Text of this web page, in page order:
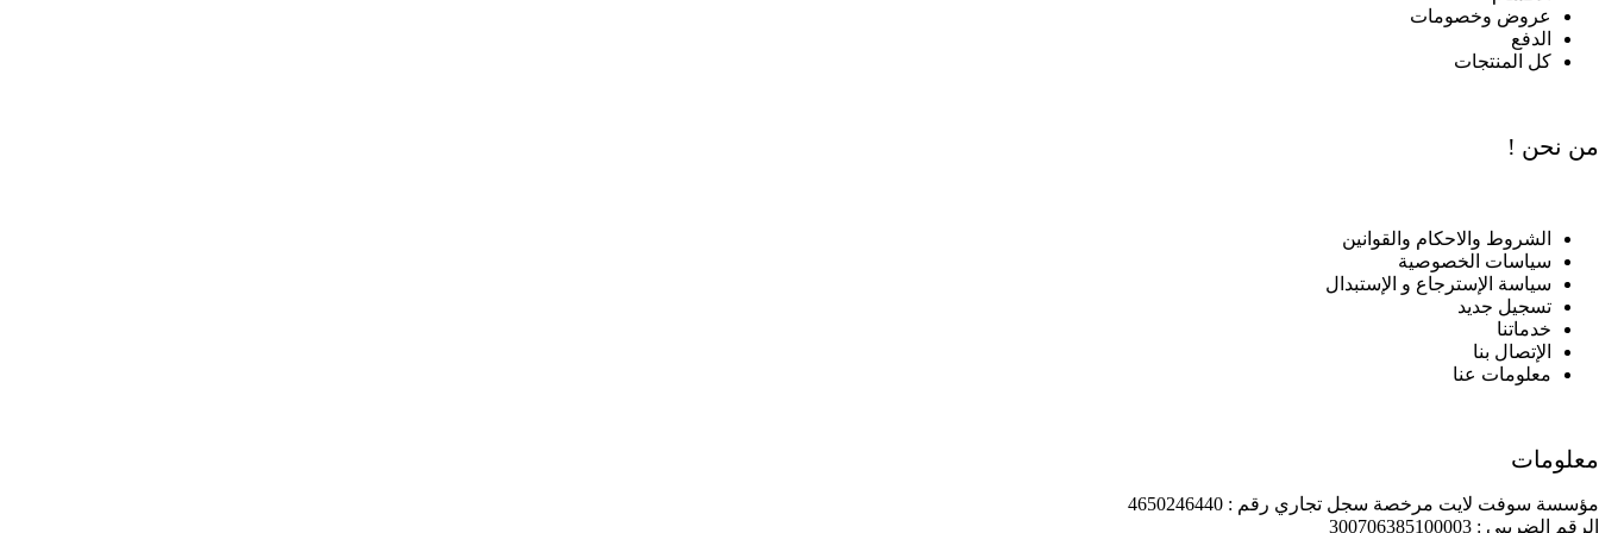
عروض وخصومات
الدفع
كل المنتجات
من نحن !
الشروط والاحكام والقوانين
سياسات الخصوصية
سياسة الإسترجاع و الإستبدال
تسجيل جديد
خدماتنا
الإتصال بنا
معلومات عنا
معلومات
مؤسسة سوفت لايت مرخصة سجل تجاري رقم : 4650246440
الرقم الضريبي : 300706385100003